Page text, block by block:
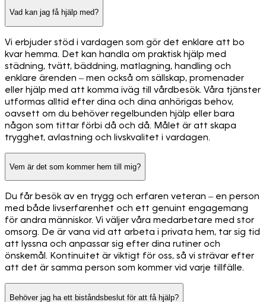
Vad kan jag få hjälp med?
Vi erbjuder stöd i vardagen som gör det enklare att bo
kvar hemma. Det kan handla om praktisk hjälp med
städning, tvätt, bäddning, matlagning, handling och
enklare ärenden – men också om sällskap, promenader
eller hjälp med att komma iväg till vårdbesök. Våra tjänster
utformas alltid efter dina och dina anhörigas behov,
oavsett om du behöver regelbunden hjälp eller bara
någon som tittar förbi då och då. Målet är att skapa
trygghet, avlastning och livskvalitet i vardagen.
Vem är det som kommer hem till mig?
Du får besök av en trygg och erfaren veteran – en person
med både livserfarenhet och ett genuint engagemang
för andra människor. Vi väljer våra medarbetare med stor
omsorg. De är vana vid att arbeta i privata hem, tar sig tid
att lyssna och anpassar sig efter dina rutiner och
önskemål. Kontinuitet är viktigt för oss, så vi strävar efter
att det är samma person som kommer vid varje tillfälle.
Behöver jag ha ett biståndsbeslut för att få hjälp?